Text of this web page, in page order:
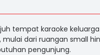
tempat karaoke
dari ruangan small
pengunjung.